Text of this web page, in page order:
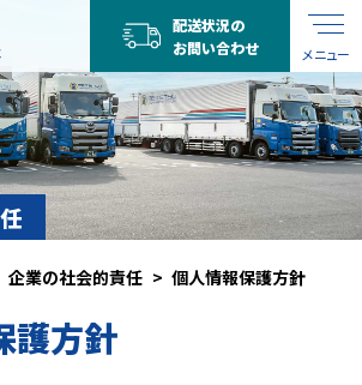
メニュー
配送状況の
お問い合わせ
企業の社会的責任 個人情報保護方針
護方針